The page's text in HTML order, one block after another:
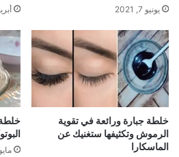
يونيو 7, 2021 أبريل
خلطة جبارة ورائعة في تقوية
الرموش وتكثيفها ستغنيك عن
الماسكارا
مايو 18, 2021